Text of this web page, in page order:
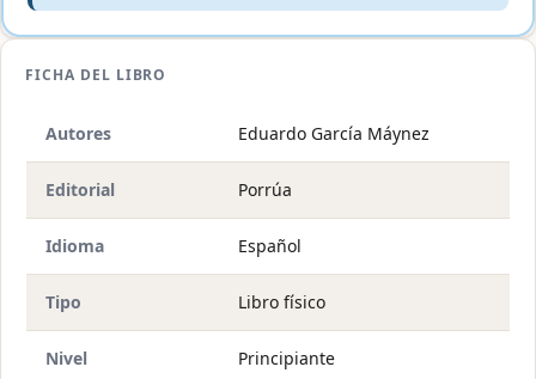
FICHA DEL LIBRO
Autores Eduardo García Máynez
Editorial Porrúa
Idioma Español
Tipo Libro físico
Nivel Principiante